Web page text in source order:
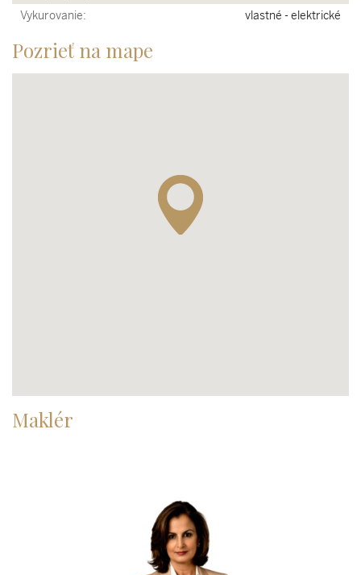
Vykurovanie:
vlastné - elektrické
Pozrieť na mape
Maklér